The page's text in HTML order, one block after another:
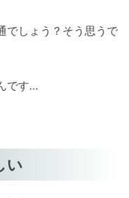
でしょう？そう思うで
です…
い